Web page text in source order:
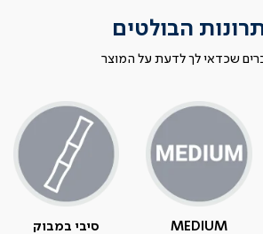
הבולטים
שכדאי לך לדעת על המוצר
MEDIUM
סיבי במבוק